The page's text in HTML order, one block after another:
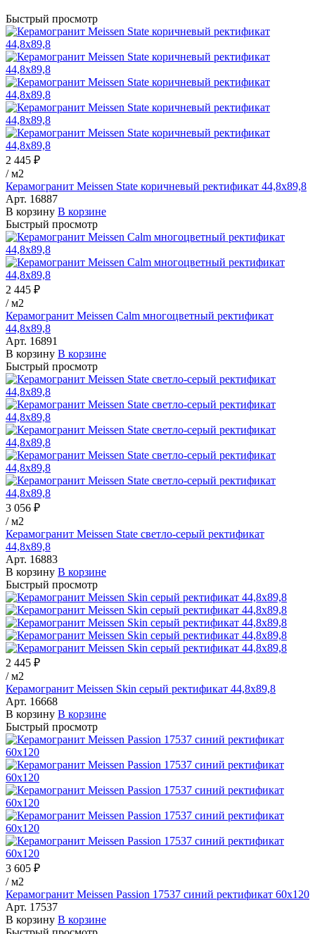
Быстрый просмотр
2 445 ₽
/ м2
Керамогранит Meissen State коричневый ректификат 44,8x89,8
Арт. 16887
В корзину В корзине
Быстрый просмотр
2 445 ₽
/ м2
Керамогранит Meissen Calm многоцветный ректификат
44,8x89,8
Арт. 16891
В корзину В корзине
Быстрый просмотр
3 056 ₽
/ м2
Керамогранит Meissen State светло-серый ректификат
44,8x89,8
Арт. 16883
В корзину В корзине
Быстрый просмотр
2 445 ₽
/ м2
Керамогранит Meissen Skin серый ректификат 44,8х89,8
Арт. 16668
В корзину В корзине
Быстрый просмотр
3 605 ₽
/ м2
Керамогранит Meissen Passion 17537 синий ректификат 60x120
Арт. 17537
В корзину В корзине